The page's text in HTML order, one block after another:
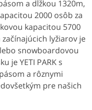
a dĺžkou 1320m,
2000 osôb za
kapacitou 5700
lyžiarov je
snowboardovou
je YETI PARK s
a rôznymi
pre našich